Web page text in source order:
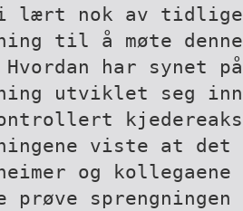
lært nok av
til å møte
Hvordan har synet
utviklet seg
viste at
og
prøve­ sprengningen